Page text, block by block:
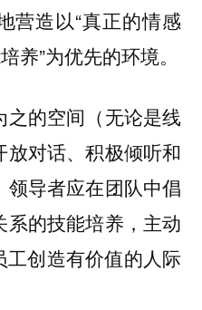
营造以“真正的情感
养”为优先的环境。
的空间（无论是线
对话、积极倾听和
导者应在团队中倡
的技能培养，主动
创造有价值的人际